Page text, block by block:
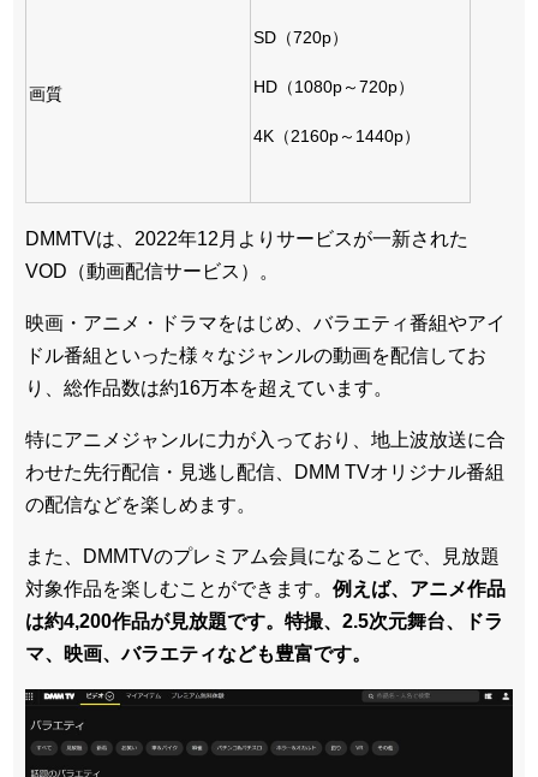
画質
SD（720p）
HD（1080p～720p）
4K（2160p～1440p）
DMMTVは、2022年12月よりサービスが一新された
VOD（動画配信サービス）。
映画・アニメ・ドラマをはじめ、バラエティ番組やアイ
ドル番組といった様々なジャンルの動画を配信してお
り、総作品数は約16万本を超えています。
特にアニメジャンルに力が入っており、地上波放送に合
わせた先行配信・見逃し配信、DMM TVオリジナル番組
の配信などを楽しめます。
また、DMMTVのプレミアム会員になることで、見放題
対象作品を楽しむことができます。 例えば、アニメ作品
は約4,200作品が見放題です。特撮、2.5次元舞台、ドラ
マ、映画、バラエティなども豊富です。